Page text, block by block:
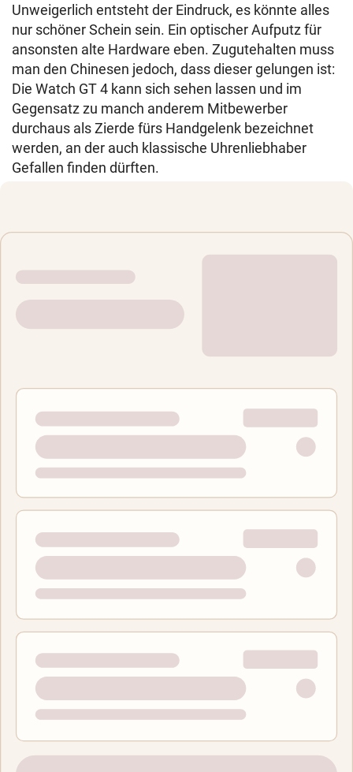
Unweigerlich entsteht der Eindruck, es könnte alles
nur schöner Schein sein. Ein optischer Aufputz für
ansonsten alte Hardware eben. Zugutehalten muss
man den Chinesen jedoch, dass dieser gelungen ist:
Die Watch GT 4 kann sich sehen lassen und im
Gegensatz zu manch anderem Mitbewerber
durchaus als Zierde fürs Handgelenk bezeichnet
werden, an der auch klassische Uhrenliebhaber
Gefallen finden dürften.